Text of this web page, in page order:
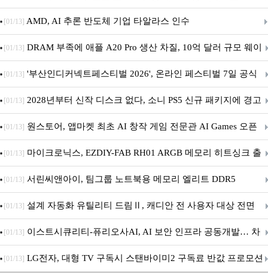
[01/13] AMD, AI 추론 반도체 기업 타알라스 인수
[01/13] DRAM 부족에 애플 A20 Pro 생산 차질, 10억 달러 규모 웨이
퍼 대기
[01/13] '부산인디커넥트페스티벌 2026', 온라인 페스티벌 7일 공식
개막... 22일간 진행
[01/13] 2028년부터 신작 디스크 없다, 소니 PS5 신규 패키지에 경고
문 추가
[01/13] 원스토어, 앱마켓 최초 AI 창작 게임 전문관 AI Games 오픈
[01/13] 마이크로닉스, EZDIY-FAB RH01 ARGB 메모리 히트싱크 출
시
[01/13] 서린씨앤아이, 팀그룹 노트북용 메모리 엘리트 DDR5
5600MHz 16GB 출시
[01/13] 설계 자동화 유틸리티 드림Ⅱ, 캐디안 전 사용자 대상 전면
무상 배포
[01/13] 이스트시큐리티-퓨리오사AI, AI 보안 인프라 공동개발… 차
세대 AI 보안 플랫폼 구축
[01/13] LG전자, 대형 TV 구독시 스탠바이미2 구독료 반값 프로모션